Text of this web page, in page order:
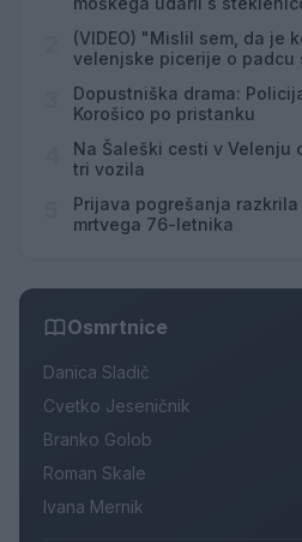
(VIDEO) "Mislil sem, da je
velenjske picerije o padcu
Dopustniška drama:
Korošico po pristanku
Na Šaleški cesti v Velenju
tri vozila
Prijava pogrešanja
mrtvega 76-letnika
Osmrtnice
Danica Sladič
Cvetko Jeseničnik
Branko Golob
Roman Skale
Ivana Mernik